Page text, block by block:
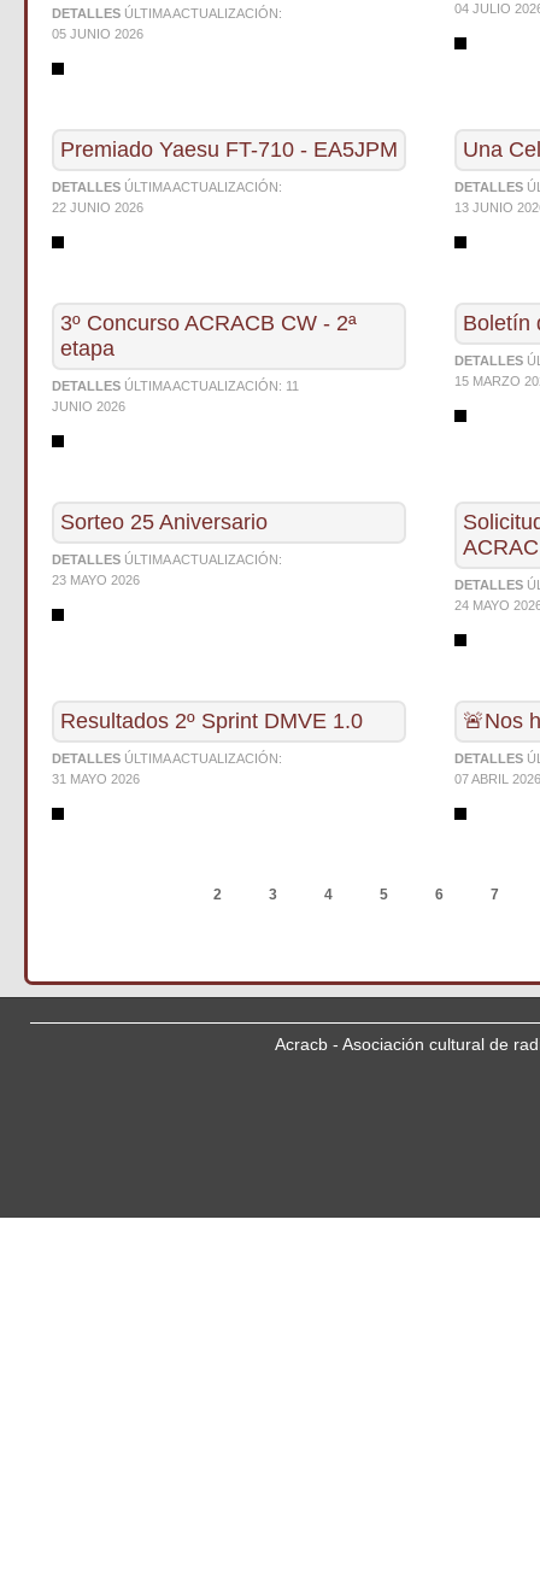
DETALLES ÚLTIMA ACTUALIZACIÓN:
05 JUNIO 2026
04 JULIO
Premiado Yaesu FT-710 - EA5JPM
DETALLES ÚLTIMA ACTUALIZACIÓN:
22 JUNIO 2026
Una
DETALLES
13 JUNIO
3º Concurso ACRACB CW - 2ª
etapa
DETALLES ÚLTIMA ACTUALIZACIÓN: 11
JUNIO 2026
Boletín
DETALLES
15 MARZO
Sorteo 25 Aniversario
DETALLES ÚLTIMA ACTUALIZACIÓN:
23 MAYO 2026
DETALLES
24 MAYO
Resultados 2º Sprint DMVE 1.0
DETALLES ÚLTIMA ACTUALIZACIÓN:
31 MAYO 2026
🚨Nos
DETALLES
07 ABRIL 2026
2 3 4 5 6 7
Acracb - Asociación cultural de